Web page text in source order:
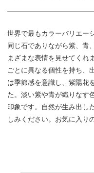
世界で最もカラーバリエー
同じ石でありながら紫、青
まざまな表情を見せてくれ
ごとに異なる個性を持ち、
は季節感を意識し、紫陽花
た。淡い紫や青が織りなす
印象です。自然が生み出し
しみください。お気に入り